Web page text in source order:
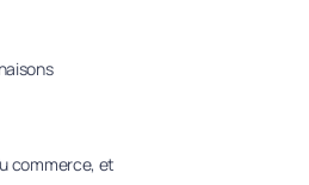
commerce, et